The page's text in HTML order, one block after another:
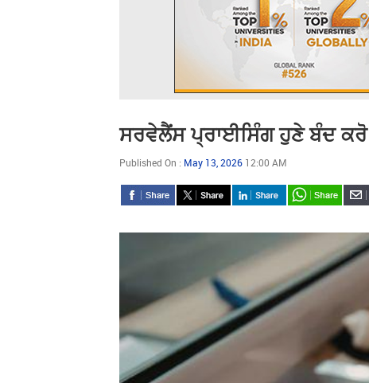
ਸਰਵੇਲੈਂਸ ਪ੍ਰਾਈਸਿੰਗ ਹੁਣੇ ਬੰਦ ਕਰੋ
Published On : May 13, 2026 12:00 AM